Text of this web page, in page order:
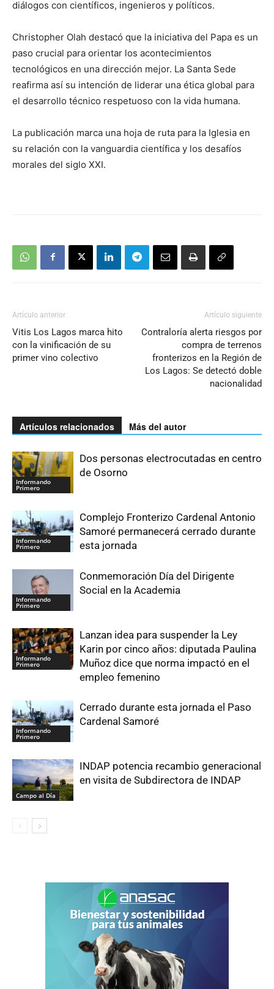
diálogos con científicos, ingenieros y políticos.
Christopher Olah destacó que la iniciativa del Papa es un
paso crucial para orientar los acontecimientos
tecnológicos en una dirección mejor. La Santa Sede
reafirma así su intención de liderar una ética global para
el desarrollo técnico respetuoso con la vida humana.
La publicación marca una hoja de ruta para la Iglesia en
su relación con la vanguardia científica y los desafíos
morales del siglo XXI.
Artículo anterior
Vitis Los Lagos marca hito
con la vinificación de su
primer vino colectivo
Artículo siguiente
Contraloría alerta riesgos por
compra de terrenos
fronterizos en la Región de
Los Lagos: Se detectó doble
nacionalidad
Artículos relacionados Más del autor
Informando
Primero
Dos personas electrocutadas en centro
de Osorno
Informando
Primero
Complejo Fronterizo Cardenal Antonio
Samoré permanecerá cerrado durante
esta jornada
Informando
Primero
Conmemoración Día del Dirigente
Social en la Academia
Informando
Primero
Lanzan idea para suspender la Ley
Karin por cinco años: diputada Paulina
Muñoz dice que norma impactó en el
empleo femenino
Informando
Primero
Cerrado durante esta jornada el Paso
Cardenal Samoré
Campo al Día
INDAP potencia recambio generacional
en visita de Subdirectora de INDAP